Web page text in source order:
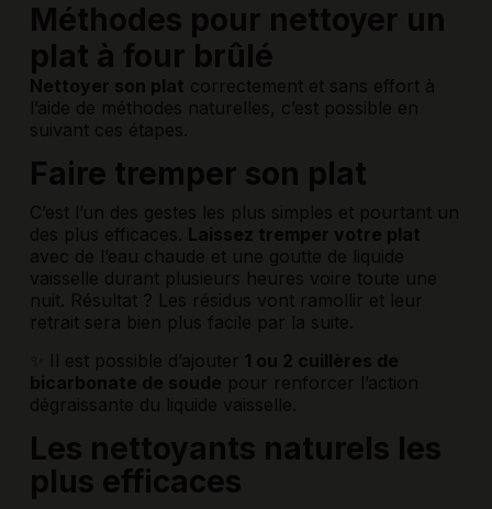
Méthodes pour nettoyer un
plat à four brûlé
Nettoyer son plat correctement et sans effort à
l’aide de méthodes naturelles, c’est possible en
suivant ces étapes.
Faire tremper son plat
C’est l’un des gestes les plus simples et pourtant un
des plus efficaces. Laissez tremper votre plat
avec de l’eau chaude et une goutte de liquide
vaisselle durant plusieurs heures voire toute une
nuit. Résultat ? Les résidus vont ramollir et leur
retrait sera bien plus facile par la suite.
✨ Il est possible d’ajouter 1 ou 2 cuillères de
bicarbonate de soude pour renforcer l’action
dégraissante du liquide vaisselle.
Les nettoyants naturels les
plus efficaces